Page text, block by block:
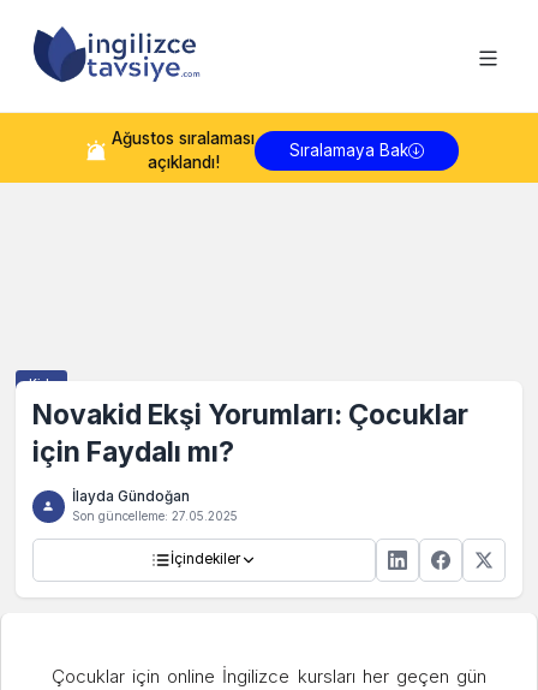
Ağustos sıralaması
açıklandı!
Sıralamaya Bak
Kids
Novakid Ekşi Yorumları: Çocuklar
için Faydalı mı?
İlayda Gündoğan
Son güncelleme:27.05.2025
İçindekiler
Çocuklar için online İngilizce kursları her geçen gün